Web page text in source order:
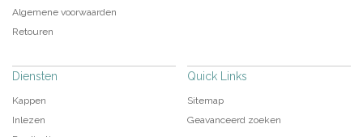
Algemene voorwaarden
Retouren
Diensten
Kappen
Inlezen
Quick Links
Sitemap
Geavanceerd zoeken